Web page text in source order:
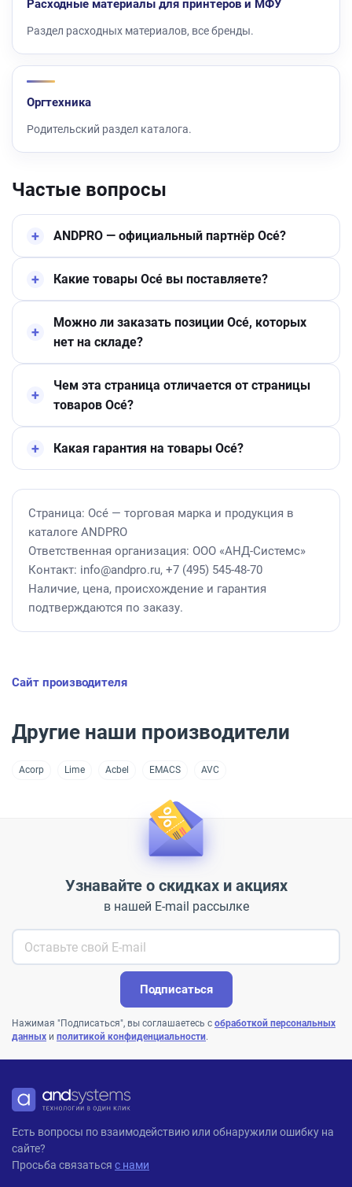
Расходные материалы для принтеров и МФУ
Раздел расходных материалов, все бренды.
Оргтехника
Родительский раздел каталога.
Частые вопросы
ANDPRO — официальный партнёр Océ?
Какие товары Océ вы поставляете?
Можно ли заказать позиции Océ, которых
нет на складе?
Чем эта страница отличается от страницы
товаров Océ?
Какая гарантия на товары Océ?
Страница: Océ — торговая марка и продукция в
каталоге ANDPRO
Ответственная организация: ООО «АНД-Системс»
Контакт: info@andpro.ru, +7 (495) 545-48-70
Наличие, цена, происхождение и гарантия
подтверждаются по заказу.
Сайт производителя
Другие наши производители
Acorp Lime Acbel EMACS AVC
Узнавайте о скидках и акциях
в нашей E-mail рассылке
Подписаться
Нажимая "Подписаться", вы соглашаетесь с обработкой персональных
данных и политикой конфиденциальности.
ANDPRO
Есть вопросы по взаимодействию или обнаружили ошибку на
сайте?
Просьба связаться с нами